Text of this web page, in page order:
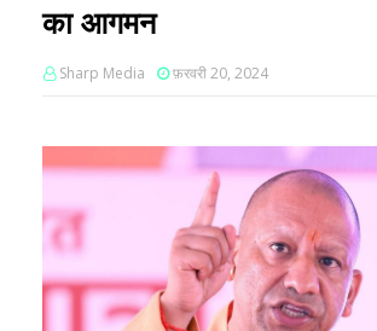
का आगमन
Sharp Media फ़रवरी 20, 2024